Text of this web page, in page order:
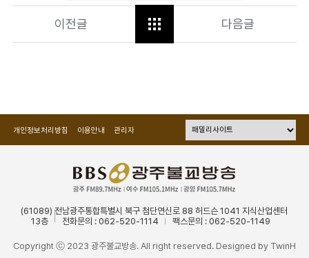
이전글 다음글
개인정보처리방침 이용안내 관리자
(61089) 전남광주통합특별시 북구 첨단연신로 88 허드슨 1041 지식산업센터
13층
전화문의 : 062-520-1114 팩스문의 : 062-520-1149
Copyright ⓒ 2023 광주불교방송. All right reserved. Designed by TwinH